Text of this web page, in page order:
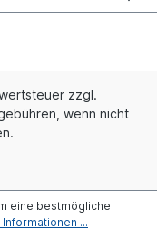
zzgl.
wenn nicht
eine bestmögliche
Informationen ...